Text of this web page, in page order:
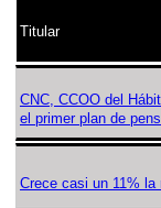
Titular
CNC, CCOO del
el primer plan de
Crece casi un 11%